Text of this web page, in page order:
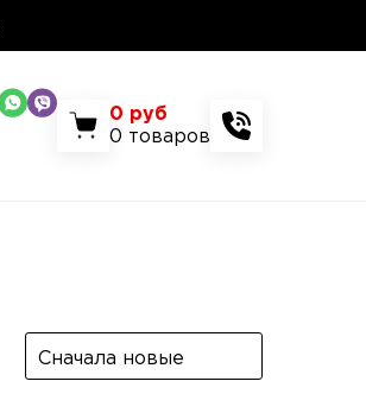
0 руб
0 товаров
Сначала новые